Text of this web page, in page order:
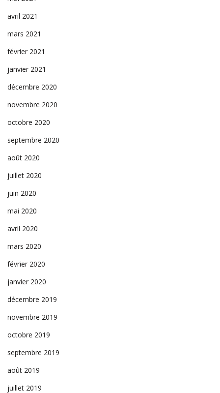
avril 2021
mars 2021
février 2021
janvier 2021
décembre 2020
novembre 2020
octobre 2020
septembre 2020
août 2020
juillet 2020
juin 2020
mai 2020
avril 2020
mars 2020
février 2020
janvier 2020
décembre 2019
novembre 2019
octobre 2019
septembre 2019
août 2019
juillet 2019